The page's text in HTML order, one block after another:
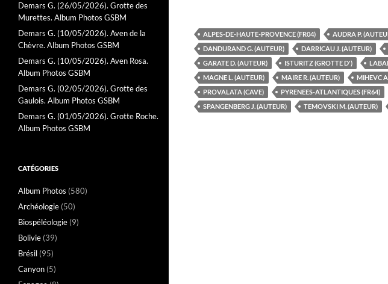
ALPES-DE-HAUTE-PROVENCE (FR04) AUDRA P.
DANDURAND G. (AUTEUR)
DARRICAU J. (AUTEUR)
GARATE D. (AUTEUR)
ISTURITZ (GROTTE D')
MAGNE L. (AUTEUR)
MAIRE R. (AUTEUR) MIHEVC
PROVALATA (CAVE)
PYRENEES-ATLANTIQUES (FR64)
SPANGENBERG J. (AUTEUR)
TEMOVSKI M. (AUTEUR)
Demars G. (26/05/2026). Grotte des
Murettes. Album Photos GSBM
Demars G. (10/05/2026). Aven de la
Chèvre. Album Photos GSBM
Demars G. (10/05/2026). Aven Rosa.
Album Photos GSBM
Demars G. (02/05/2026). Grotte des
Gaulois. Album Photos GSBM
Demars G. (01/05/2026). Grotte Roche.
Album Photos GSBM
CATÉGORIES
Album Photos (580)
Archéologie (50)
Biospéléologie (9)
Bolivie (39)
Brésil (95)
Canyon (5)